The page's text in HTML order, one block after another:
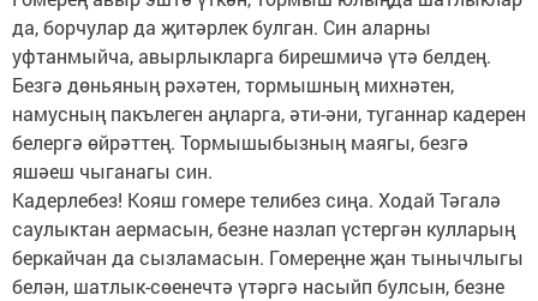
да, борчулар да җитәрлек булган. Син аларны
уфтанмыйча, авырлыкларга бирешмичә үтә белдең.
Безгә дөньяның рәхәтен, тормышның михнәтен,
намусның пакълеген аңларга, әти-әни, туганнар кадерен
белергә өйрәттең. Тормышыбызның маягы, безгә
яшәеш чыганагы син.
Кадерлебез! Кояш гомере телибез сиңа. Ходай Тәгалә
саулыктан аермасын, безне назлап үстергән кулларың
беркайчан да сызламасын. Гомереңне җан тынычлыгы
белән, шатлык-сөенечтә үтәргә насыйп булсын, безне